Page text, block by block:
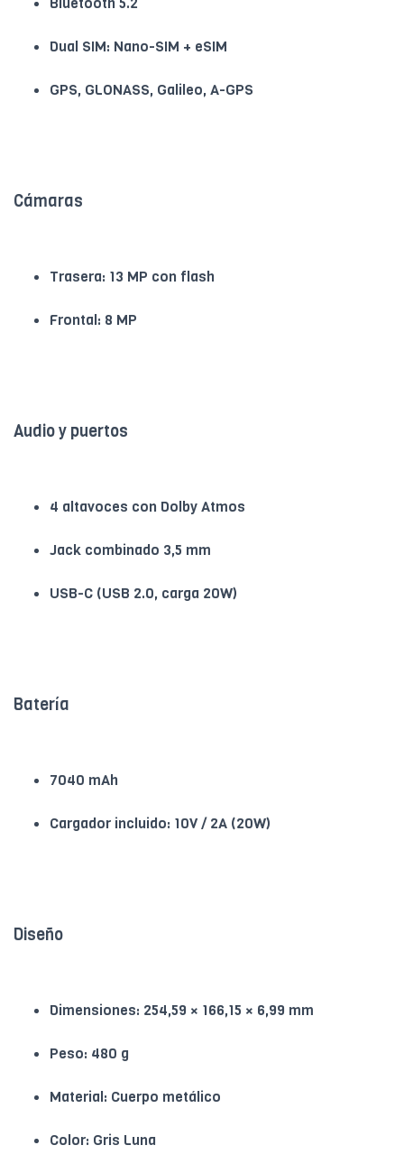
Dual SIM: Nano-SIM + eSIM
GPS, GLONASS, Galileo, A-GPS
Cámaras
Trasera: 13 MP con flash
Frontal: 8 MP
Audio y puertos
4 altavoces con Dolby Atmos
Jack combinado 3,5 mm
USB-C (USB 2.0, carga 20W)
Batería
7040 mAh
Cargador incluido: 10V / 2A (20W)
Diseño
Dimensiones: 254,59 × 166,15 × 6,99 mm
Peso: 480 g
Material: Cuerpo metálico
Color: Gris Luna